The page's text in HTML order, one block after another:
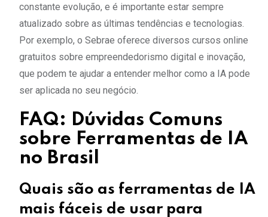
constante evolução, e é importante estar sempre
atualizado sobre as últimas tendências e tecnologias.
Por exemplo, o Sebrae oferece diversos cursos online
gratuitos sobre empreendedorismo digital e inovação,
que podem te ajudar a entender melhor como a IA pode
ser aplicada no seu negócio.
FAQ: Dúvidas Comuns
sobre Ferramentas de IA
no Brasil
Quais são as ferramentas de IA
mais fáceis de usar para